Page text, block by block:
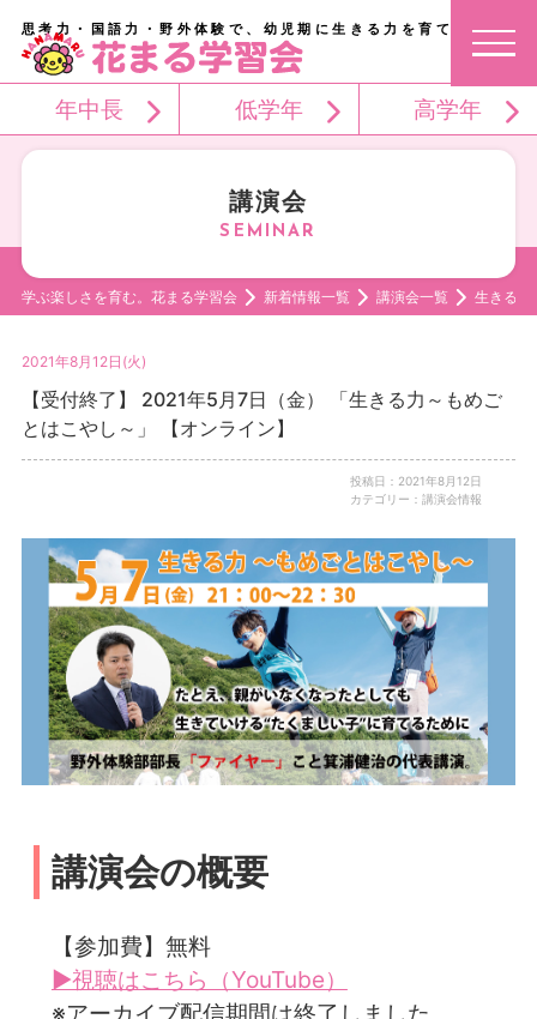
思考力・国語力・野外体験で、幼児期に生きる力を育てる。
年中長 低学年 高学年
講演会
学ぶ楽しさを育む。花まる学習会 新着情報一覧 講演会一覧 生きる力
2021年8月12日(火)
【受付終了】 2021年5月7日（金） 「生きる力～もめご
とはこやし～」 【オンライン】
投稿日：2021年8月12日
カテゴリー：講演会情報
講演会の概要
【参加費】無料
▶視聴はこちら（YouTube）
※アーカイブ配信期間は終了しました